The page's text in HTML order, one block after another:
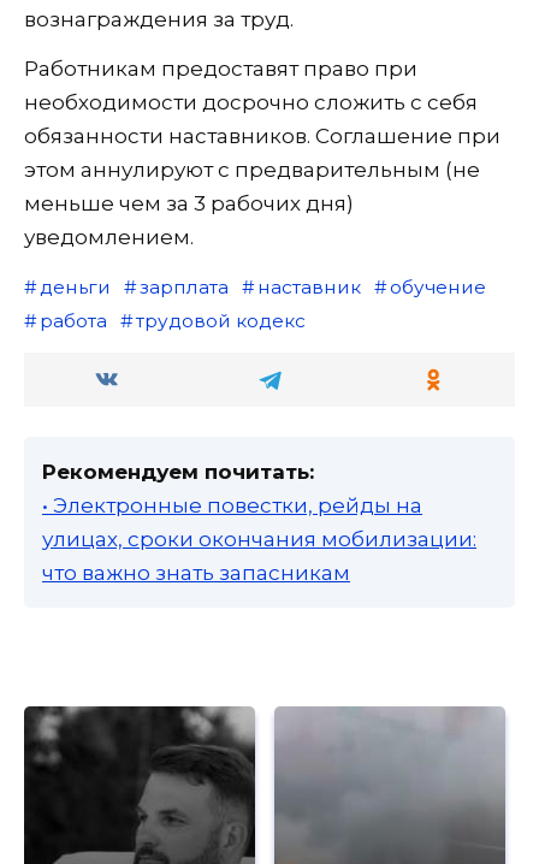
вознаграждения за труд.
Работникам предоставят право при
необходимости досрочно сложить с себя
обязанности наставников. Соглашение при
этом аннулируют с предварительным (не
меньше чем за 3 рабочих дня)
уведомлением.
деньги зарплата наставник
обучение
работа
трудовой кодекс
Рекомендуем почитать:
• Электронные повестки, рейды на
улицах, сроки окончания мобилизации:
что важно знать запасникам